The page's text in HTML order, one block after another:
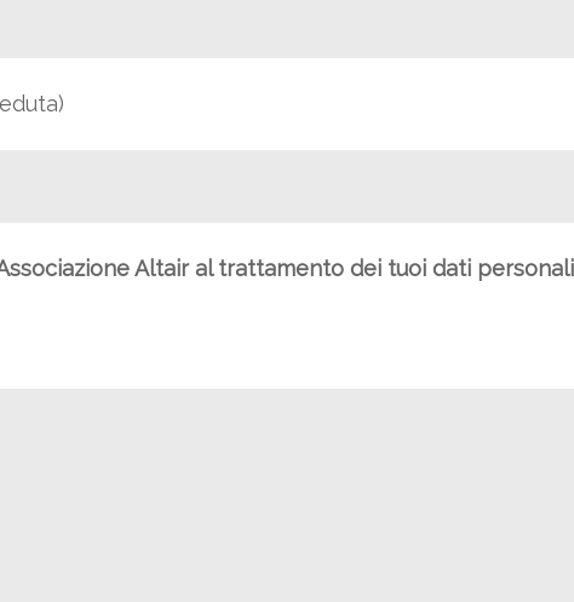
Altair al trattamento dei tuoi dati